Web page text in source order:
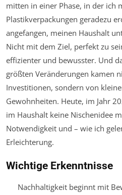
mitten in einer Phase, in der ich
Plastikverpackungen geradezu
angefangen, meinen Haushalt
Nicht mit dem Ziel, perfekt zu
effizienter und bewusster. Und
größten Veränderungen kamen
Investitionen, sondern von
Gewohnheiten. Heute, im Jahr
im Haushalt keine Nischenidee
Notwendigkeit und – wie ich
Erleichterung.
Wichtige Erkenntnisse
Nachhaltigkeit beginnt mit